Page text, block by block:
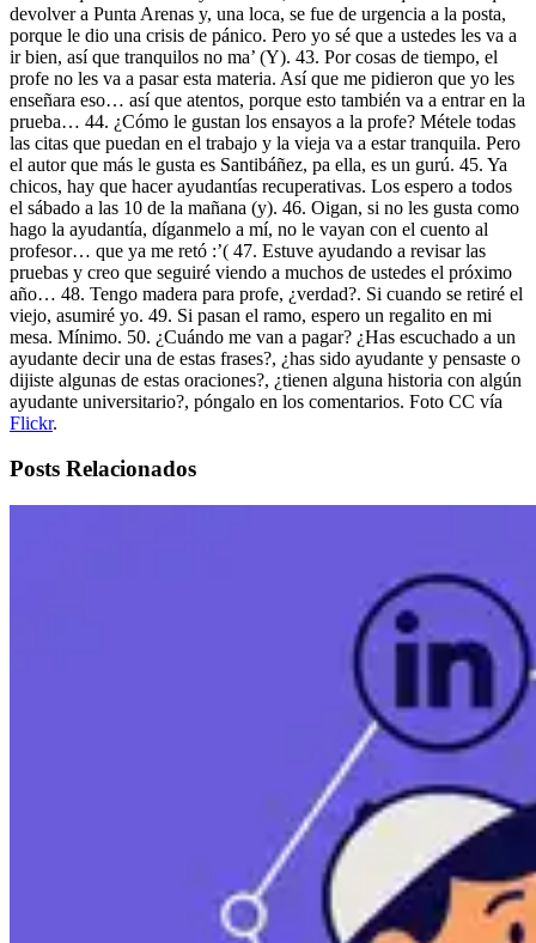
devolver a Punta Arenas y, una loca, se fue de urgencia a la posta,
porque le dio una crisis de pánico. Pero yo sé que a ustedes les va a
ir bien, así que tranquilos no ma’ (Y). 43. Por cosas de tiempo, el
profe no les va a pasar esta materia. Así que me pidieron que yo les
enseñara eso… así que atentos, porque esto también va a entrar en la
prueba… 44. ¿Cómo le gustan los ensayos a la profe? Métele todas
las citas que puedan en el trabajo y la vieja va a estar tranquila. Pero
el autor que más le gusta es Santibáñez, pa ella, es un gurú. 45. Ya
chicos, hay que hacer ayudantías recuperativas. Los espero a todos
el sábado a las 10 de la mañana (y). 46. Oigan, si no les gusta como
hago la ayudantía, díganmelo a mí, no le vayan con el cuento al
profesor… que ya me retó :’( 47. Estuve ayudando a revisar las
pruebas y creo que seguiré viendo a muchos de ustedes el próximo
año… 48. Tengo madera para profe, ¿verdad?. Si cuando se retiré el
viejo, asumiré yo. 49. Si pasan el ramo, espero un regalito en mi
mesa. Mínimo. 50. ¿Cuándo me van a pagar? ¿Has escuchado a un
ayudante decir una de estas frases?, ¿has sido ayudante y pensaste o
dijiste algunas de estas oraciones?, ¿tienen alguna historia con algún
ayudante universitario?, póngalo en los comentarios. Foto CC vía
Flickr.
Posts Relacionados